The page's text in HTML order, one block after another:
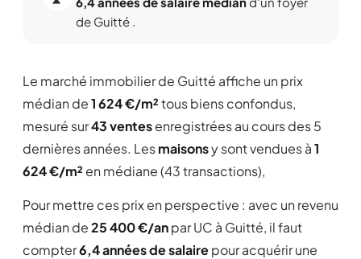
de Guitté .
Le marché immobilier de Guitté affiche un prix
médian de1 624 €/m²tous biens confondus,
mesuré sur43 ventesenregistrées au cours des 5
dernières années. Lesmaisonsy sont vendues à1
624 €/m² en médiane (43 transactions),
Pour mettre ces prix en perspective : avec un revenu
médian de25 400 €/anpar UC à Guitté, il faut
compter6,4 années de salairepour acquérir une